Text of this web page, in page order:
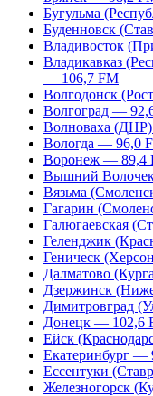
Бугульма
Буденновск
Владивосток
Владикавказ
— 106,7 FM
Волгодонск
Волгоград —
Волноваха
Вологда — 96,0
Воронеж — 89,4
Вышний
Вязьма
Гагарин
Галюгаевская
Геленджик
Геническ
Далматово
Дзержинск
Димитровград
Донецк — 102,6
Ейск
Екатеринбург —
Ессентуки
Железногорск